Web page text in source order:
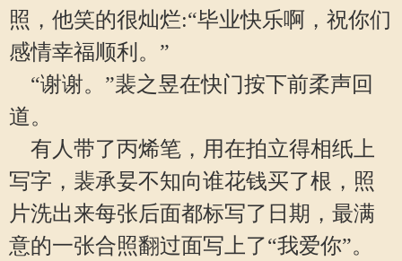
照，他笑的很灿烂:“毕业快乐啊，祝你们
感情幸福顺利。”
“谢谢。”裴之昱在快门按下前柔声回
道。
有人带了丙烯笔，用在拍立得相纸上
写字，裴承妟不知向谁花钱买了根，照
片洗出来每张后面都标写了日期，最满
意的一张合照翻过面写上了“我爱你”。